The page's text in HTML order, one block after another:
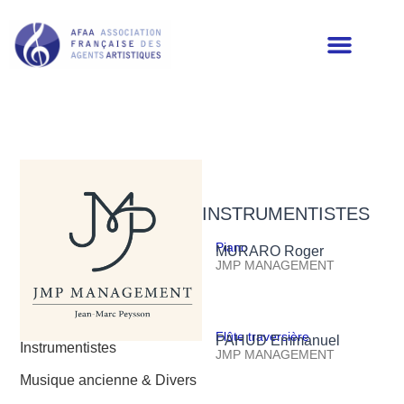
Instrumentistes
Musique ancienne & Divers
INSTRUMENTISTES
Piano
MURARO Roger
JMP MANAGEMENT
Flûte traversière
PAHUD Emmanuel
JMP MANAGEMENT